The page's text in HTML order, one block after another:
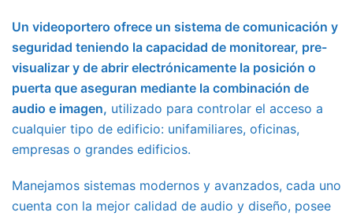
Un videoportero ofrece un sistema de comunicación y
seguridad teniendo la capacidad de monitorear, pre-
visualizar y de abrir electrónicamente la posición o
puerta que aseguran mediante la combinación de
audio e imagen, utilizado para controlar el acceso a
cualquier tipo de edificio: unifamiliares, oficinas,
empresas o grandes edificios.
Manejamos sistemas modernos y avanzados, cada uno
cuenta con la mejor calidad de audio y diseño, posee